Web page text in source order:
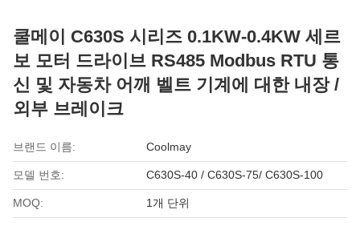
쿨메이 C630S 시리즈 0.1KW-0.4KW 세르
보 모터 드라이브 RS485 Modbus RTU 통
신 및 자동차 어깨 벨트 기계에 대한 내장 /
외부 브레이크
브랜드 이름: Coolmay
모델 번호: C630S-40 / C630S-75/ C630S-100
MOQ: 1개 단위